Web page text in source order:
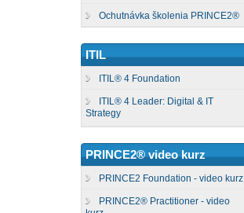
Ochutnávka školenia PRINCE2®
ITIL
ITIL® 4 Foundation
ITIL® 4 Leader: Digital & IT
Strategy
PRINCE2® video kurz
PRINCE2 Foundation - video kurz
PRINCE2® Practitioner - video